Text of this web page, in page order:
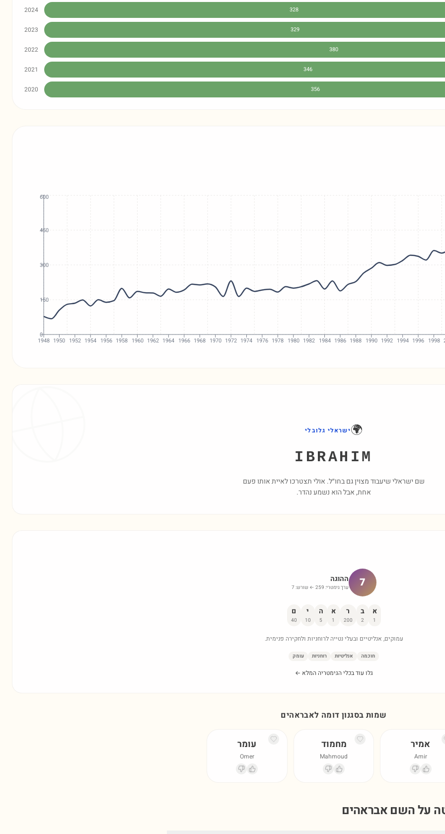
2024
328
2023 329
2022 380
2021 346
2020 356
1948 1950 1952 1954 1956 1958 1960 1962 1964 1966 1968 1970 1972 1974 1976 1978 1980 1982 1984 1986 1988 1990 1992 1994 1996 1998
0
150
300
450
600
🌍ישראלי גלובלי
IBRAHIM
שם ישראלי שיעבוד מצוין גם בחו״ל. אולי תצטרכו לאיית אותו פעם
אחת, אבל הוא נשמע נהדר.
7 ההוגה
ערך גימטרי: 259 ← שורש: 7
א
1
ב
2
ר
200
א
1
ה
5
י
10
ם
40
עמוקים, אנליטיים ובעלי נטייה לרוחניות ולחקירה פנימית.
חוכמה אנליטיות רוחניות עומק
גלו עוד בכלי הגימטריה המלא ←
שמות בסגנון דומה לאבראהים
אמיר
Amir
מחמוד
Mahmoud
עומר
Omer
על השם אבראהים